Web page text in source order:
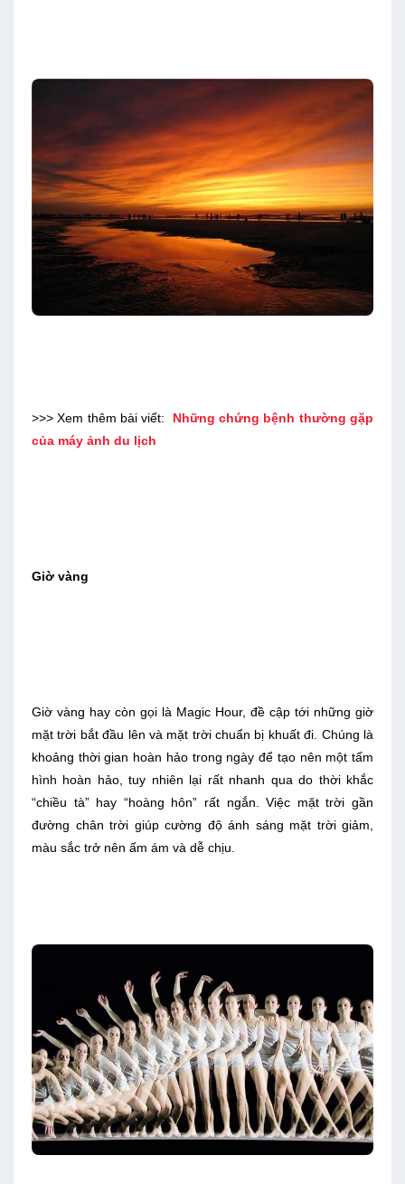
>>> Xem thêm bài viết: Những chứng bệnh thường gặp
của máy ảnh du lịch
Giờ vàng
Giờ vàng hay còn gọi là Magic Hour, đề cập tới những giờ
mặt trời bắt đầu lên và mặt trời chuẩn bị khuất đi. Chúng là
khoảng thời gian hoàn hảo trong ngày để tạo nên một tấm
hình hoàn hảo, tuy nhiên lại rất nhanh qua do thời khắc
“chiều tà” hay “hoàng hôn” rất ngắn. Việc mặt trời gần
đường chân trời giúp cường độ ánh sáng mặt trời giảm,
màu sắc trở nên ấm ám và dễ chịu.